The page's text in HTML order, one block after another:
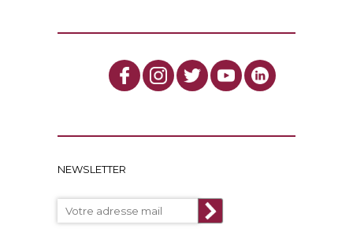
NEWSLETTER